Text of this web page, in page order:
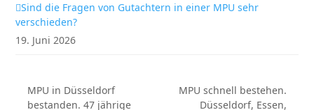
Sind die Fragen von Gutachtern in einer MPU sehr
verschieden?
19. Juni 2026
MPU in Düsseldorf
bestanden. 47 jährige
MPU schnell bestehen.
Düsseldorf, Essen,